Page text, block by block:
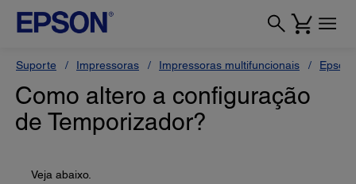
Suporte Impressoras Impressoras multifuncionais Epson
Como altero a configuração
de Temporizador?
Veja abaixo.